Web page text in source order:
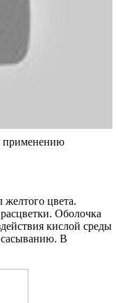
применению
желтого цвета.
Оболочка
кислой среды
В